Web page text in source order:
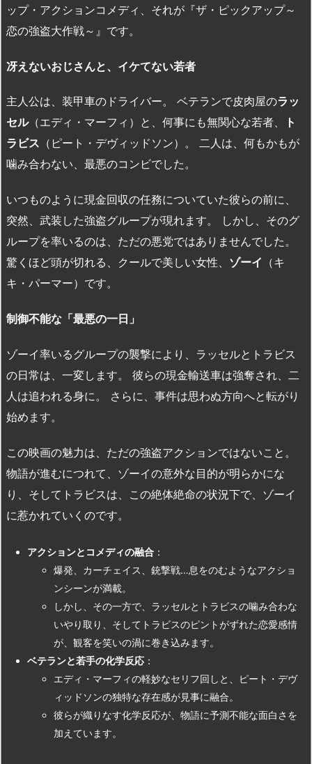
ップ・アクションコメディ、それが『ザ・ピックアップ～
恋の強盗大作戦～』です。
冴えないおじさんと、イケてない若者
主人公は、装甲車のドライバー。 ベテランで皮肉屋のラッ
セル（エディ・マーフィ）と、何事にも無関心な若者、
ト
ラビス （ピート・デヴィッドソン）。 二人は、何もかもが
噛み合わない、最悪のコンビでした。
いつものように現金回収の任務についていた彼らの前に、
突然、武装した強盗グループが現れます。 しかし、そのグ
ループを率いるのは、ただの悪党ではありませんでした。
驚くほど頭が切れる、クールで美しい女性、 ゾーイ （キ
キ・パーマー）です。
制御不能な「最悪の一日」
ゾーイ率いるグループの襲撃により、ラッセルとトラビス
の日常は、一変します。 彼らの現金輸送車は強奪され、二
人は追われる身に。 さらに、事件は思わぬ方向へと転がり
始めます。
この映画の魅力は、ただの強盗アクションではないこと。
物語が進むにつれて、ゾーイの意外な目的が明らかにな
り、そしてトラビスは、この絶体絶命の状況下で、ゾーイ
に惹かれていくのです。
アクションとコメディの融合 ：
爆発、カーチェイス、銃撃戦…息をのむようなアクショ
ンシーンが満載。
しかし、その一方で、ラッセルとトラビスの噛み合わな
いやり取り、そしてトラビスのピントがずれた恋愛感情
が、観客を笑いの渦に巻き込みます。
ベテランと若手の化学反応 ：
エディ・マーフィの軽妙なセリフ回しと、ピート・デヴ
ィッドソンの独特な存在感が見事に融合。
彼らが織りなす化学反応が、物語に予測不能な面白さを
加えています。